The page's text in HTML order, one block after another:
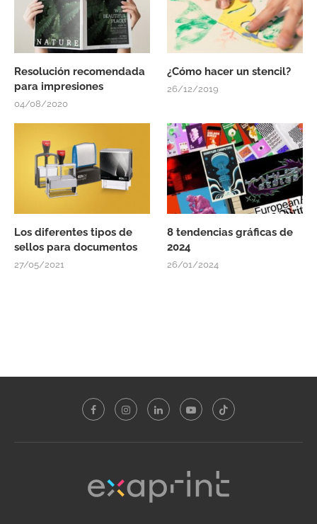
Resolución recomendada
para impresiones
04/08/2020
¿Cómo hacer un stencil?
26/12/2019
Los diferentes tipos de
sellos para documentos
27/05/2021
8 tendencias gráficas de
2024
26/01/2024